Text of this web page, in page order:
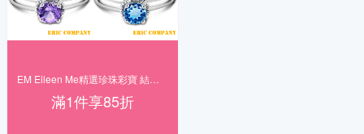
滿1件享85折